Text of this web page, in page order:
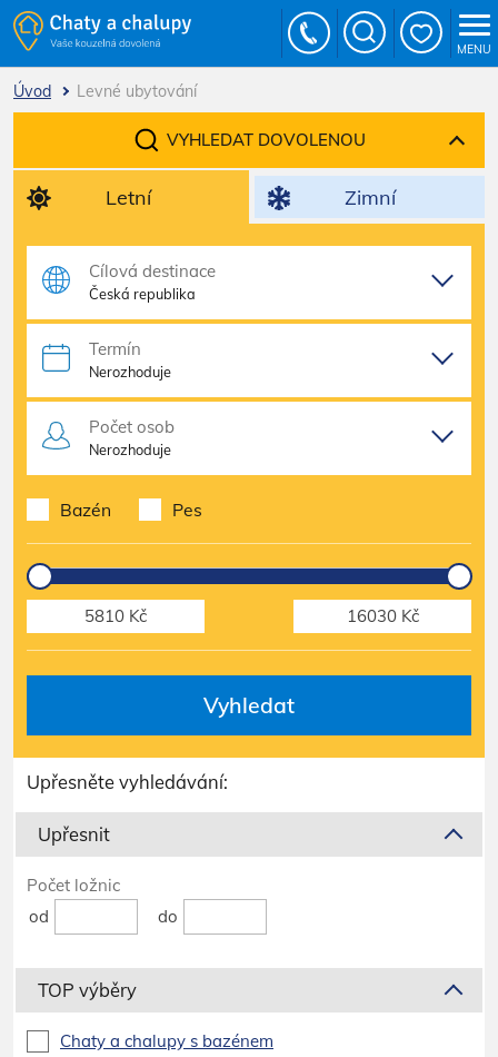
Úvod Levné ubytování
VYHLEDAT DOVOLENOU
Letní Zimní
Cílová destinace
Česká republika
Termín
Nerozhoduje
Počet osob
Nerozhoduje
Bazén Pes
Vyhledat
Upřesněte vyhledávání:
Upřesnit
Počet ložnic
od
do
TOP výběry
Chaty a chalupy s bazénem
MENU